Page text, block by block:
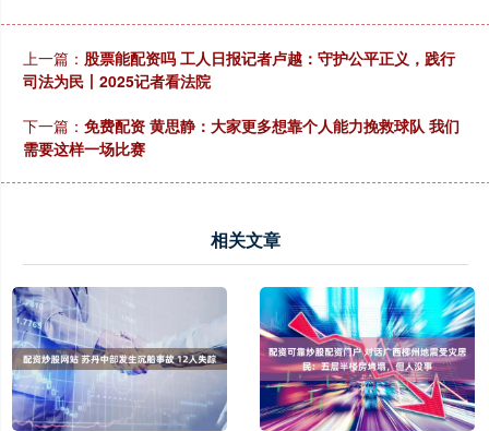
上一篇： 股票能配资吗 工人日报记者卢越：守护公平正义，践行
司法为民丨2025记者看法院
下一篇： 免费配资 黄思静：大家更多想靠个人能力挽救球队 我们
需要这样一场比赛
相关文章